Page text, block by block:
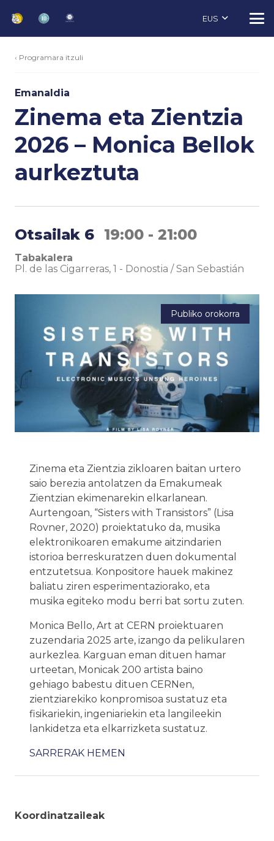
EUS
‹ Programara itzuli
Emanaldia
Zinema eta Zientzia
2026 – Monica Bellok
aurkeztuta
Otsailak 6 19:00 - 21:00
Tabakalera
Pl. de las Cigarreras, 1 - Donostia / San Sebastián
Publiko orokorra
Zinema eta Zientzia zikloaren baitan urtero
saio berezia antolatzen da Emakumeak
Zientzian ekimenarekin elkarlanean.
Aurtengoan, “Sisters with Transistors” (Lisa
Rovner, 2020) proiektatuko da, musika
elektronikoaren emakume aitzindarien
istorioa berreskuratzen duen dokumental
entzutetsua. Konpositore hauek makinez
baliatu ziren esperimentaziorako, eta
musika egiteko modu berri bat sortu zuten.
Monica Bello, Art at CERN proiektuaren
zuzendaria 2025 arte, izango da pelikularen
aurkezlea. Karguan eman dituen hamar
urteetan, Monicak 200 artista baino
gehiago babestu dituen CERNen,
zientziarekiko konpromisoa sustatuz eta
fisikariekin, ingeniariekin eta langileekin
lankidetza eta elkarrizketa sustatuz.
SARRERAK HEMEN
Koordinatzaileak